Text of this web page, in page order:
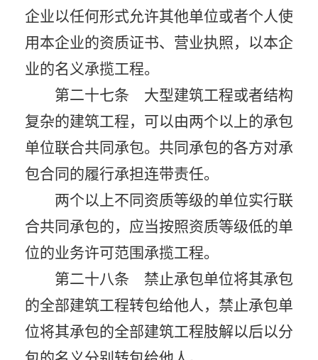
企业以任何形式允许其他单位或者个人使
用本企业的资质证书、营业执照，以本企
业的名义承揽工程。
第二十七条 大型建筑工程或者结构
复杂的建筑工程，可以由两个以上的承包
单位联合共同承包。共同承包的各方对承
包合同的履行承担连带责任。
两个以上不同资质等级的单位实行联
合共同承包的，应当按照资质等级低的单
位的业务许可范围承揽工程。
第二十八条 禁止承包单位将其承包
的全部建筑工程转包给他人，禁止承包单
位将其承包的全部建筑工程肢解以后以分